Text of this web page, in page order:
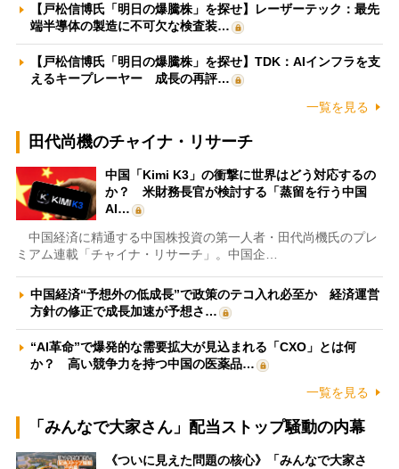
【戸松信博氏「明日の爆騰株」を探せ】レーザーテック：最先
端半導体の製造に不可欠な検査装…
【戸松信博氏「明日の爆騰株」を探せ】TDK：AIインフラを支
えるキープレーヤー 成長の再評…
一覧を見る
田代尚機のチャイナ・リサーチ
中国「Kimi K3」の衝撃に世界はどう対応するの
か？ 米財務長官が検討する「蒸留を行う中国
AI…
中国経済に精通する中国株投資の第一人者・田代尚機氏のプレ
ミアム連載「チャイナ・リサーチ」。中国企…
中国経済“予想外の低成長”で政策のテコ入れ必至か 経済運営
方針の修正で成長加速が予想さ…
“AI革命”で爆発的な需要拡大が見込まれる「CXO」とは何
か？ 高い競争力を持つ中国の医薬品…
一覧を見る
「みんなで大家さん」配当ストップ騒動の内幕
《ついに見えた問題の核心》「みんなで大家さ